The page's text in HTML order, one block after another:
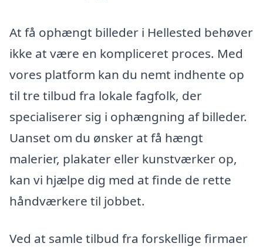
At få ophængt billeder i Hellested behøver
ikke at være en kompliceret proces. Med
vores platform kan du nemt indhente op
til tre tilbud fra lokale fagfolk, der
specialiserer sig i ophængning af billeder.
Uanset om du ønsker at få hængt
malerier, plakater eller kunstværker op,
kan vi hjælpe dig med at finde de rette
håndværkere til jobbet.
Ved at samle tilbud fra forskellige firmaer